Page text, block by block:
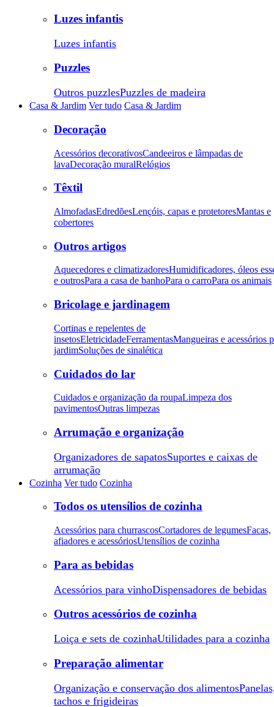
Luzes infantis
Luzes infantis
Puzzles
Outros puzzlesPuzzles de madeira
Casa & Jardim Ver tudo Casa & Jardim
Decoração
Acessórios decorativosCandeeiros e lâmpadas de
lavaDecoração muralRelógios
Têxtil
AlmofadasEdredõesLençóis, capas e protetoresMantas e
cobertores
Outros artigos
Aquecedores e climatizadoresHumidificadores, óleos
e outrosPara a casa de banhoPara o carroPara os animais
Bricolage e jardinagem
Cortinas e repelentes de
insetosEletricidadeFerramentasMangueiras e acessórios
jardimSoluções de sinalética
Cuidados do lar
Cuidados e organização da roupaLimpeza dos
pavimentosOutras limpezas
Arrumação e organização
Organizadores de sapatosSuportes e caixas de
arrumação
Cozinha Ver tudo Cozinha
Todos os utensílios de cozinha
Acessórios para churrascosCortadores de legumesFacas,
afiadores e acessóriosUtensílios de cozinha
Para as bebidas
Acessórios para vinhoDispensadores de bebidas
Outros acessórios de cozinha
Loiça e sets de cozinhaUtilidades para a cozinha
Preparação alimentar
Organização e conservação dos alimentos
tachos e frigideiras